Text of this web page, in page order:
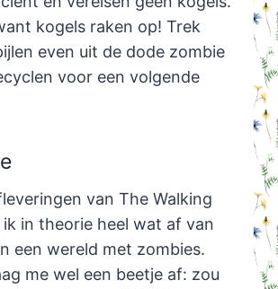
kogels raken op! Trek
even uit de dode zombie
voor een volgende
van The Walking
in theorie heel wat af van
een wereld met zombies.
me wel een beetje af: zou